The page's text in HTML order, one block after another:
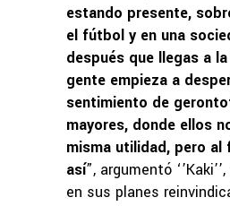
estando presente,
el fútbol y en una
después que llegas a
gente empieza a
sentimiento de
mayores, donde ellos
misma utilidad, pero al
así”, argumentó
en sus planes